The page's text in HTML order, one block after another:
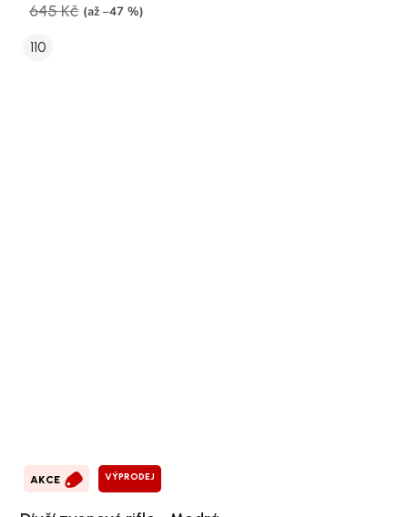
645 Kč (až –47 %)
110
AKCE VÝPRODEJ